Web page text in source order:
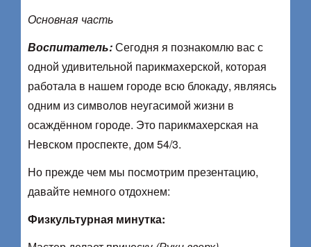
Основная часть
Воспитатель:Сегодня я познакомлю вас с
одной удивительной парикмахерской, которая
работала в нашем городе всю блокаду, являясь
одним из символов неугасимой жизни в
осаждённом городе. Это парикмахерская на
Невском проспекте, дом 54/3.
Но прежде чем мы посмотрим презентацию,
давайте немного отдохнем:
Физкультурная минутка: